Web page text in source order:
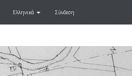
Ελληνικά Σύνδεση
Next